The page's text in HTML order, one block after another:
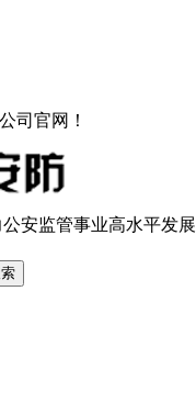
司官网！
公安监管事业高水平发展